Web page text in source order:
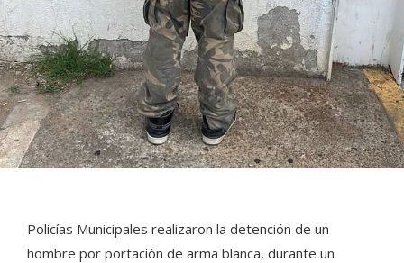
Policías Municipales realizaron la detención de un
hombre por portación de arma blanca, durante un